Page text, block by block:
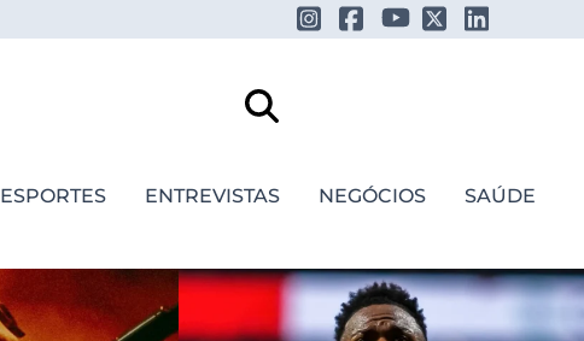
ESPORTES ENTREVISTAS NEGÓCIOS SAÚDE